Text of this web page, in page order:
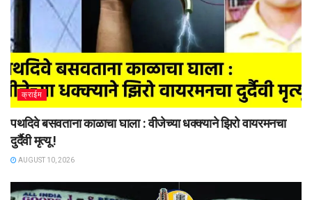
क्राईम
पथदिवे बसवताना काळाचा घाला : वीजेच्या धक्क्याने झिरो वायरमनचा
दुर्दैवी मृत्यू !
AUGUST 10, 2026